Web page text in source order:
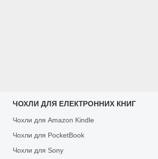
ЧОХЛИ ДЛЯ ЕЛЕКТРОННИХ КНИГ
Чохли для Amazon Kindle
Чохли для PocketBook
Чохли для Sony